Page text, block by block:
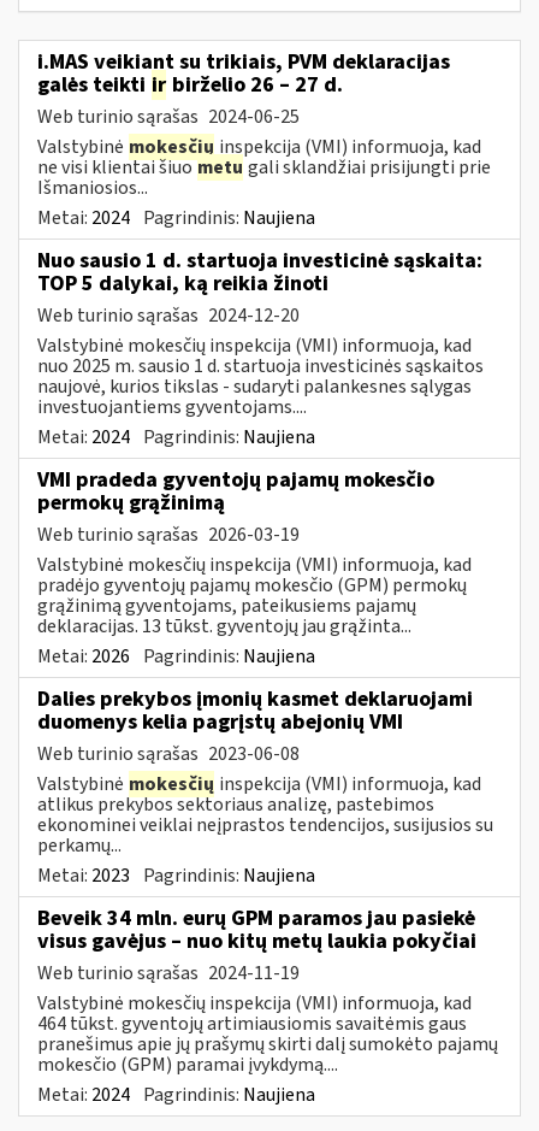
i.MAS veikiant su trikiais, PVM deklaracijas
galės teikti ir birželio 26 – 27 d.
Web turinio sąrašas 2024-06-25
Valstybinė mokesčių inspekcija (VMI) informuoja, kad
ne visi klientai šiuometu gali sklandžiai prisijungti prie
Išmaniosios...
Metai: 2024 Pagrindinis: Naujiena
Nuo sausio 1 d. startuoja investicinė sąskaita:
TOP 5 dalykai, ką reikia žinoti
Web turinio sąrašas 2024-12-20
Valstybinė mokesčių inspekcija (VMI) informuoja, kad
nuo 2025 m. sausio 1 d. startuoja investicinės sąskaitos
naujovė, kurios tikslas - sudaryti palankesnes sąlygas
investuojantiems gyventojams....
Metai: 2024 Pagrindinis: Naujiena
VMI pradeda gyventojų pajamų mokesčio
permokų grąžinimą
Web turinio sąrašas 2026-03-19
Valstybinė mokesčių inspekcija (VMI) informuoja, kad
pradėjo gyventojų pajamų mokesčio (GPM) permokų
grąžinimą gyventojams, pateikusiems pajamų
deklaracijas. 13 tūkst. gyventojų jau grąžinta...
Metai: 2026 Pagrindinis: Naujiena
Dalies prekybos įmonių kasmet deklaruojami
duomenys kelia pagrįstų abejonių VMI
Web turinio sąrašas 2023-06-08
Valstybinė mokesčių inspekcija (VMI) informuoja, kad
atlikus prekybos sektoriaus analizę, pastebimos
ekonominei veiklai neįprastos tendencijos, susijusios su
perkamų...
Metai: 2023 Pagrindinis: Naujiena
Beveik 34 mln. eurų GPM paramos jau pasiekė
visus gavėjus – nuo kitų metų laukia pokyčiai
Web turinio sąrašas 2024-11-19
Valstybinė mokesčių inspekcija (VMI) informuoja, kad
464 tūkst. gyventojų artimiausiomis savaitėmis gaus
pranešimus apie jų prašymų skirti dalį sumokėto pajamų
mokesčio (GPM) paramai įvykdymą....
Metai: 2024 Pagrindinis: Naujiena